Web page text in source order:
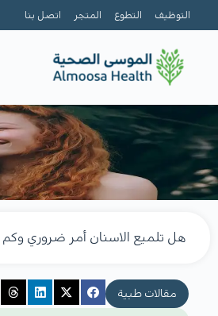
التوظيف التطوع المتجر اتصل بنا
هل تلميع الاسنان أمر ضروري وكم
مقالات طبية